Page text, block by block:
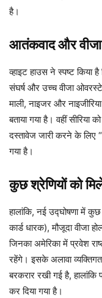
है।
आतंकवाद और
व्हाइट हाउस ने स्पष्ट
संघर्ष और उच्च वीजा
माली, नाइजर और
बताया गया है। वहीं सीरिया
दस्तावेज जारी करने के लिए
गया है।
कुछ श्रेणियों को
हालांकि, नई उद्घोषणा में कुछ
कार्ड धारक), मौजूदा वीजा
जिनका अमेरिका में प्रवेश
रहेंगे। इसके अलावा
बरकरार रखी गई है, हालांकि
कर दिया गया है।